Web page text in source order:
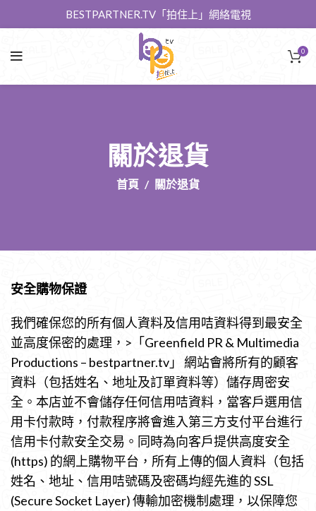
BESTPARTNER.TV「拍住上」網絡電視
0
關於退貨
首頁 關於退貨
安全購物保證
我們確保您的所有個人資料及信用咭資料得到最安全
並高度保密的處理，>「Greenfield PR & Multimedia
Productions – bestpartner.tv」 網站會將所有的顧客
資料（包括姓名、地址及訂單資料等）儲存周密安
全。本店並不會儲存任何信用咭資料，當客戶選用信
用卡付款時，付款程序將會進入第三方支付平台進行
信用卡付款安全交易。同時為向客戶提供高度安全
(https) 的網上購物平台，所有上傳的個人資料（包括
姓名、地址、信用咭號碼及密碼均經先進的 SSL
(Secure Socket Layer) 傳輸加密機制處理，以保障您